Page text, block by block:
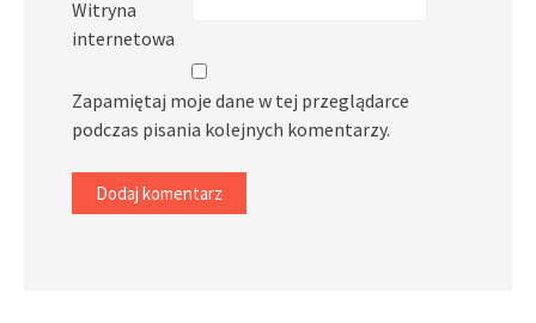
Witryna
internetowa
Zapamiętaj moje dane w tej przeglądarce
podczas pisania kolejnych komentarzy.